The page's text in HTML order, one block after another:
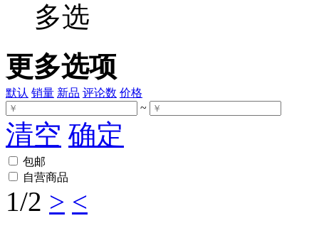
多选
更多选项
默认 销量 新品 评论数 价格
~
清空 确定
包邮
自营商品
1/2 > <